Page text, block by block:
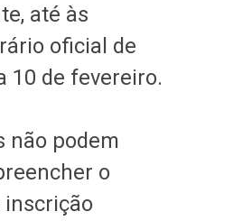
até às
oficial de
10 de fevereiro.
não podem
o